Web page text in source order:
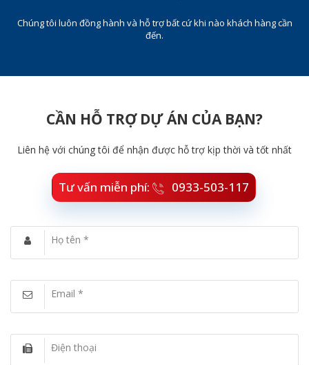
Chúng tôi luôn đồng hành và hỗ trợ bất cứ khi nào khách hàng cần
đến.
CẦN HỖ TRỢ DỰ ÁN CỦA BẠN?
Liên hệ với chúng tôi để nhận được hỗ trợ kịp thời và tốt nhất
Tư vấn miễn phí: 0933-503-117
Họ tên *
Email *
Điện thoại